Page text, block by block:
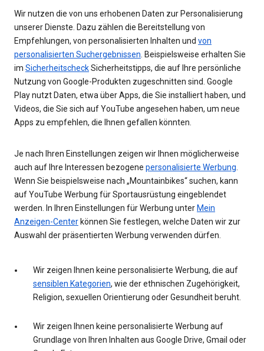
Wir nutzen die von uns erhobenen Daten zur Personalisierung
unserer Dienste. Dazu zählen die Bereitstellung von
Empfehlungen, von personalisierten Inhalten und von
personalisierten Suchergebnissen . Beispielsweise erhalten Sie
im SicherheitscheckSicherheitstipps, die auf Ihre persönliche
Nutzung von Google-Produkten zugeschnitten sind. Google
Play nutzt Daten, etwa über Apps, die Sie installiert haben, und
Videos, die Sie sich auf YouTube angesehen haben, um neue
Apps zu empfehlen, die Ihnen gefallen könnten.
Je nach Ihren Einstellungen zeigen wir Ihnen möglicherweise
auch auf Ihre Interessen bezogene personalisierte Werbung
Wenn Sie beispielsweise nach „Mountainbikes“ suchen, kann
auf YouTube Werbung für Sportausrüstung eingeblendet
werden. In Ihren Einstellungen für Werbung unter Mein
Anzeigen-Center können Sie festlegen, welche Daten wir zur
Auswahl der präsentierten Werbung verwenden dürfen.
Wir zeigen Ihnen keine personalisierte Werbung, die auf
sensiblen Kategorien, wie der ethnischen Zugehörigkeit,
Religion, sexuellen Orientierung oder Gesundheit beruht.
Wir zeigen Ihnen keine personalisierte Werbung auf
Grundlage von Ihren Inhalten aus Google Drive, Gmail oder